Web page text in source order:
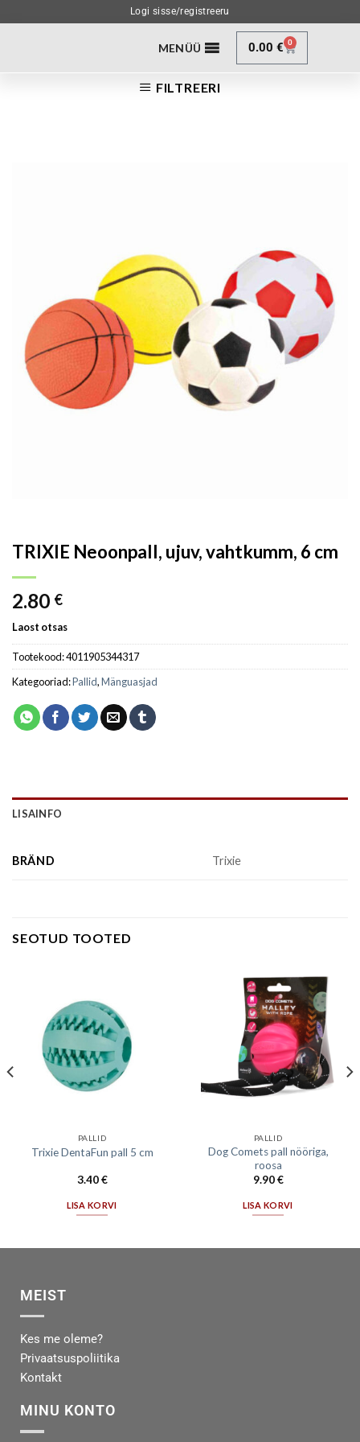
Logi sisse/registreeru
MENÜÜ 0.00€ 0
FILTREERI
TRIXIE Neoonpall, ujuv, vahtkumm, 6 cm
2.80 €
Laost otsas
Tootekood:4011905344317
Kategooriad:Pallid,Mänguasjad
LISAINFO
BRÄND Trixie
SEOTUD TOOTED
PALLID
Trixie DentaFun pall 5 cm
3.40€
LISA KORVI
PALLID
Dog Comets pall nööriga,
roosa
9.90€
LISA KORVI
MEIST
Kes me oleme?
Privaatsuspoliitika
Kontakt
MINU KONTO